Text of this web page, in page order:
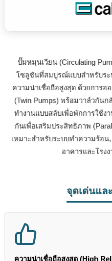
ปั๊มหมุนเวียน (Circulating
โซลูชันที่สมบูรณ์แบบสำหรับระ
ความน่าเชื่อถือสูงสุด ด้วยการอ
(Twin Pumps) พร้อมวาล์วกัน
ทำงานแบบสลับเพื่อพักการใช้ง
กันเพื่อเสริมประสิทธิภาพ
เหมาะสำหรับระบบทำความร้อ
อาคารและโรง
จุดเด่นแ
ความน่าเชื่อถือสูงสุด (High